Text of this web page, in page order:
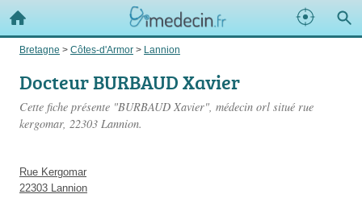
Bretagne > Côtes-d'Armor > Lannion
Docteur BURBAUD Xavier
Cette fiche présente "BURBAUD Xavier", médecin orl situé rue
kergomar, 22303 Lannion.
Rue Kergomar
22303 Lannion